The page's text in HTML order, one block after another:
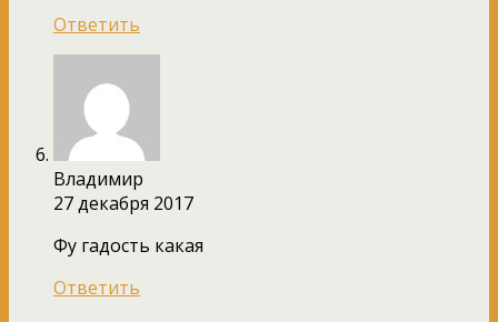
Ответить
Владимир
27 декабря 2017
Фу гадость какая
Ответить